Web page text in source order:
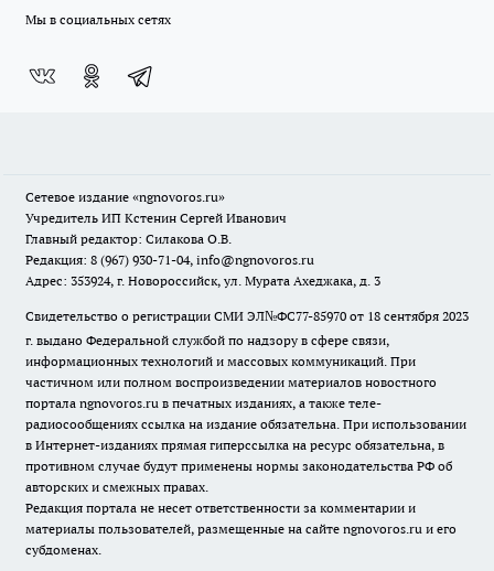
Мы в социальных сетях
Сетевое издание «ngnovoros.ru»
Учредитель ИП Кстенин Сергей Иванович
Главный редактор: Силакова О.В.
Редакция: 8 (967) 930-71-04, info@ngnovoros.ru
Адрес: 353924, г. Новороссийск, ул. Мурата Ахеджака, д. 3
Свидетельство о регистрации СМИ ЭЛ№ФС77-85970 от 18 сентября 2023
г. выдано Федеральной службой по надзору в сфере связи,
информационных технологий и массовых коммуникаций. При
частичном или полном воспроизведении материалов новостного
портала ngnovoros.ru в печатных изданиях, а также теле-
радиосообщениях ссылка на издание обязательна. При использовании
в Интернет-изданиях прямая гиперссылка на ресурс обязательна, в
противном случае будут применены нормы законодательства РФ об
авторских и смежных правах.
Редакция портала не несет ответственности за комментарии и
материалы пользователей, размещенные на сайте ngnovoros.ru и его
субдоменах.